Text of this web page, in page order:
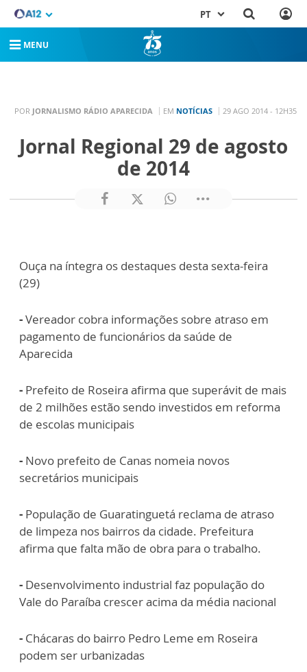
PT
MENU
POR JORNALISMO RÁDIO APARECIDA EM NOTÍCIAS 29 AGO 2014 - 12H35
Jornal Regional 29 de agosto
de 2014
Ouça na íntegra os destaques desta sexta-feira
(29)
-Vereador cobra informações sobre atraso em
pagamento de funcionários da saúde de
Aparecida
- Prefeito de Roseira afirma que superávit de mais
de 2 milhões estão sendo investidos em reforma
de escolas municipais
- Novo prefeito de Canas nomeia novos
secretários municipais
- População de Guaratinguetá reclama de atraso
de limpeza nos bairros da cidade. Prefeitura
afirma que falta mão de obra para o trabalho.
- Desenvolvimento industrial faz população do
Vale do Paraíba crescer acima da média nacional
- Chácaras do bairro Pedro Leme em Roseira
podem ser urbanizadas